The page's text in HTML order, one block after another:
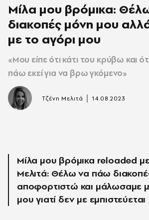
Μίλα μου βρόμικα:
διακοπές μόνη μου
με το αγόρι μου
«Μου είπε ότι κάτι του κρύβω και
πάω εκεί για να βρω γκόμενο»
Τζένη Μελιτά | 14.08.2023
Μίλα μου βρόμικα reloaded
Μελιτά: Θέλω να πάω
αποφορτιστώ και μάλωσαμε
μου γιατί δεν με εμπιστεύεται